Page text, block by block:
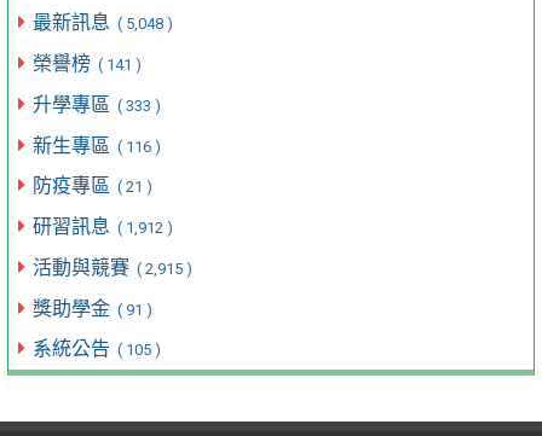
最新訊息 ( 5,048 )
榮譽榜 ( 141 )
升學專區 ( 333 )
新生專區 ( 116 )
防疫專區 ( 21 )
研習訊息 ( 1,912 )
活動與競賽 ( 2,915 )
獎助學金 ( 91 )
系統公告 ( 105 )